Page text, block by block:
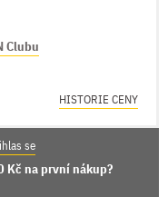
Clubu
HISTORIE CENY
se
Kč na první nákup?